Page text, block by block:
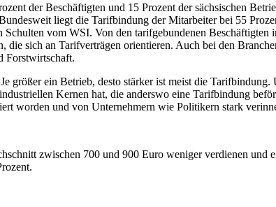
der Beschäftigten und 15 Prozent der sächsischen
liegt die Tarifbindung der Mitarbeiter bei 55
Schulten vom WSI. Von den tarifgebundenen
sich an Tarifverträgen orientieren. Auch bei den
Forstwirtschaft.
größer ein Betrieb, desto stärker ist meist die
Kernen hat, die anderswo eine Tarifbindung
worden und von Unternehmern wie Politikern stark
zwischen 700 und 900 Euro weniger verdienen und